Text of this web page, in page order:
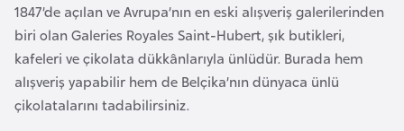
1847’de açılan ve Avrupa’nın en eski alışveriş galerilerinden
biri olan Galeries Royales Saint-Hubert, şık butikleri,
kafeleri ve çikolata dükkânlarıyla ünlüdür. Burada hem
alışveriş yapabilir hem de Belçika’nın dünyaca ünlü
çikolatalarını tadabilirsiniz.
B
o
n